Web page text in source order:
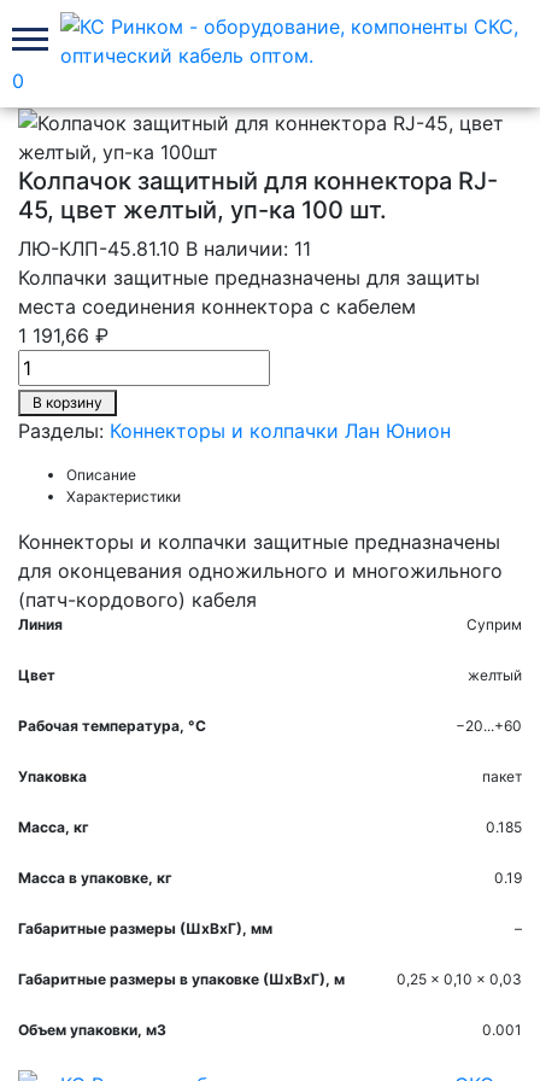
0
Главная
Колпачок защитный для коннектора RJ-
45, цвет желтый, уп-ка 100 шт.
ЛЮ-КЛП-45.81.10 В наличии: 11
Колпачки защитные предназначены для защиты
места соединения коннектора с кабелем
1 191,66 ₽
В корзину
Разделы: Коннекторы и колпачки Лан Юнион
Описание
Характеристики
Коннекторы и колпачки защитные предназначены
для оконцевания одножильного и многожильного
(патч-кордового) кабеля
Линия Суприм
Цвет желтый
Рабочая температура, °С −20...+60
Упаковка пакет
Масса, кг 0.185
Масса в упаковке, кг 0.19
Габаритные размеры (ШхВхГ), мм –
Габаритные размеры в упаковке (ШхВхГ), м 0,25 x 0,10 x 0,03
Объем упаковки, м3 0.001